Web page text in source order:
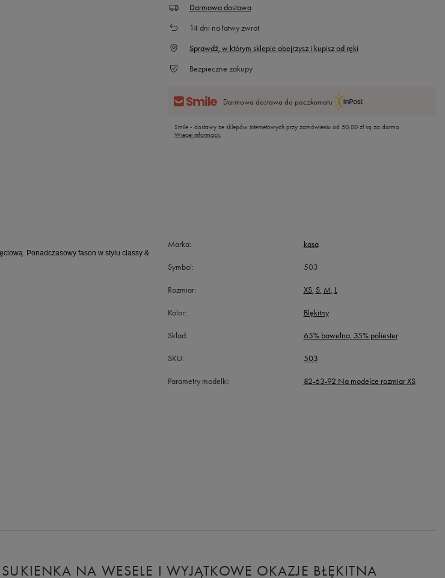
Darmowa dostawa
14dni na łatwy zwrot
Sprawdź, w którym sklepie obejrzysz i kupisz od ręki
Bezpieczne zakupy
Darmowa dostawa do paczkomatu
Smile - dostawy ze sklepów internetowych przy zamówieniu od 50,00 złsą za darmo
Więcej informacji.
Ponadczasowy fason w stylu classy &
Marka kasa
Symbol 503
Rozmiar XS S M L
Kolor Blękitny
Skład 65% bawełna, 35% poliester
SKU 503
Parametry modelki 82-63-92 Na modelce rozmiar XS
NA WESELE I WYJĄTKOWE OKAZJE BŁĘKITNA